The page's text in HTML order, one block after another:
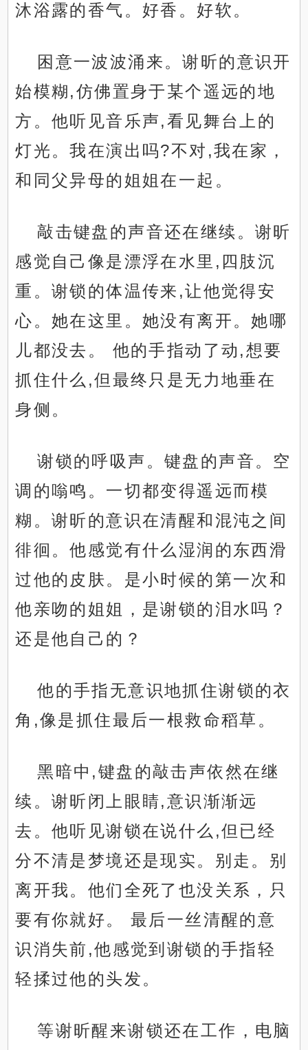
沐浴露的香气。好香。好软。
困意一波波涌来。谢昕的意识开
始模糊,仿佛置身于某个遥远的地
方。他听见音乐声,看见舞台上的
灯光。我在演出吗?不对,我在家，
和同父异母的姐姐在一起。
敲击键盘的声音还在继续。谢昕
感觉自己像是漂浮在水里,四肢沉
重。谢锁的体温传来,让他觉得安
心。她在这里。她没有离开。她哪
儿都没去。 他的手指动了动,想要
抓住什么,但最终只是无力地垂在
身侧。
谢锁的呼吸声。键盘的声音。空
调的嗡鸣。一切都变得遥远而模
糊。谢昕的意识在清醒和混沌之间
徘徊。他感觉有什么湿润的东西滑
过他的皮肤。是小时候的第一次和
他亲吻的姐姐，是谢锁的泪水吗？
还是他自己的？
他的手指无意识地抓住谢锁的衣
角,像是抓住最后一根救命稻草。
黑暗中,键盘的敲击声依然在继
续。谢昕闭上眼睛,意识渐渐远
去。他听见谢锁在说什么,但已经
分不清是梦境还是现实。别走。别
离开我。他们全死了也没关系，只
要有你就好。 最后一丝清醒的意
识消失前,他感觉到谢锁的手指轻
轻揉过他的头发。
等谢昕醒来谢锁还在工作，电脑